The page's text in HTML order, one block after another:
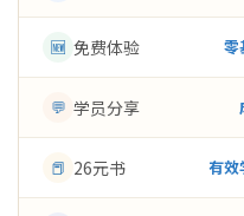
🆕 免费体验 零
💬 学员分享
📕 26元书 有效